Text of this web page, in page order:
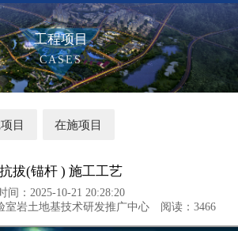
工程项目
CASES
目 在施项目
抗拔(锚杆 ) 施工工艺
间：2025-10-21 20:28:20
室岩土地基技术研发推广中心
阅读： 3466